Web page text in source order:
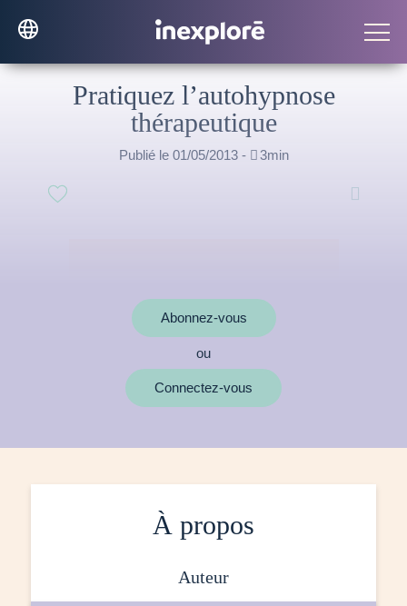
Pratiquez l’autohypnose
thérapeutique
Publié le 01/05/2013 - 3min

Abonnez-vous
ou
Connectez-vous
À propos
auteur